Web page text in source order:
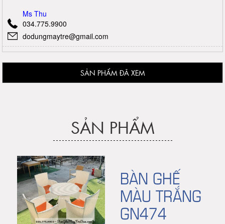
Ms Thu
034.775.9900
dodungmaytre@gmail.com
SẢN PHẨM ĐÃ XEM
SẢN PHẨM
BÀN GHẾ
MÀU TRẮNG
GN474